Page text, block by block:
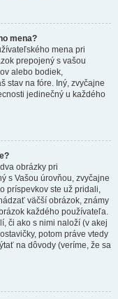
mena?
mena pri
prepojený s vašou
alebo bodiek,
stav na fóre. Iný, zvyčajne
jedinečný u každého
obrázky pri
s Vašou úrovňou, zvyčajne
príspevkov ste už pridali,
väčší obrázok, známy
každého používateľa.
či ako s nimi naloží (v akej
potom práve vtedy
na dôvody (veríme, že sa